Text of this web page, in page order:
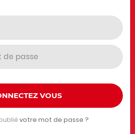
VOUS
votre mot de passe ?